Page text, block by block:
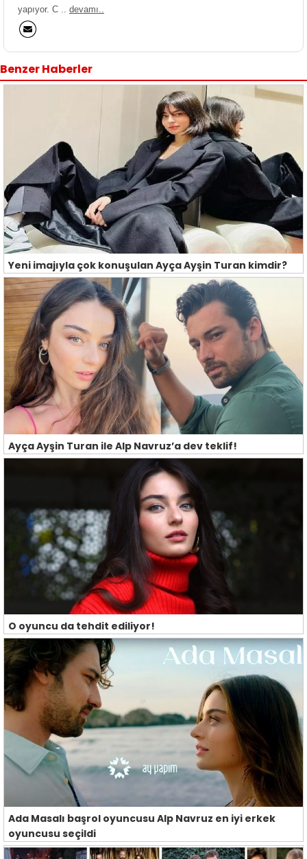
yapıyor. C .. devamı..
Benzer Haberler
Yeni imajıyla çok konuşulan Ayça Ayşin Turan kimdir?
Ayça Ayşin Turan ile Alp Navruz’a dev teklif!
O oyuncu da tehdit ediliyor!
Ada Masalı başrol oyuncusu Alp Navruz en iyi erkek
oyuncusu seçildi